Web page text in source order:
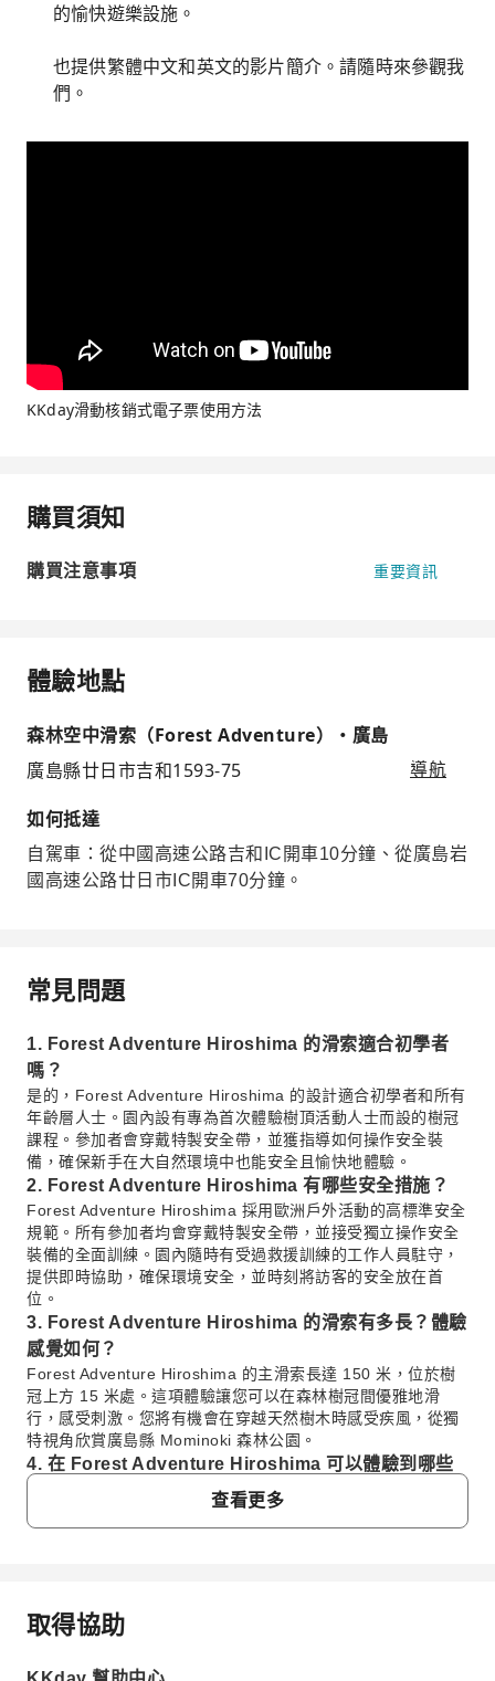
的愉快遊樂設施。
也提供繁體中文和英文的影片簡介。請隨時來參觀我
們。
KKday滑動核銷式電子票使用方法
購買須知
購買注意事項 重要資訊
體驗地點
森林空中滑索（Forest Adventure）・廣島
廣島縣廿日市吉和1593-75
導航
如何抵達
自駕車：從中國高速公路吉和IC開車10分鐘、從廣島岩
國高速公路廿日市IC開車70分鐘。
常見問題
1. Forest Adventure Hiroshima 的滑索適合初學者
嗎？
是的，Forest Adventure Hiroshima 的設計適合初學者和所有
年齡層人士。園內設有專為首次體驗樹頂活動人士而設的樹冠
課程。參加者會穿戴特製安全帶，並獲指導如何操作安全裝
備，確保新手在大自然環境中也能安全且愉快地體驗。
2. Forest Adventure Hiroshima 有哪些安全措施？
Forest Adventure Hiroshima 採用歐洲戶外活動的高標準安全
規範。所有參加者均會穿戴特製安全帶，並接受獨立操作安全
裝備的全面訓練。園內隨時有受過救援訓練的工作人員駐守，
提供即時協助，確保環境安全，並時刻將訪客的安全放在首
位。
3. Forest Adventure Hiroshima 的滑索有多長？體驗
感覺如何？
Forest Adventure Hiroshima 的主滑索長達 150 米，位於樹
冠上方 15 米處。這項體驗讓您可以在森林樹冠間優雅地滑
行，感受刺激。您將有機會在穿越天然樹木時感受疾風，從獨
特視角欣賞廣島縣 Mominoki 森林公園。
4. 在 Forest Adventure Hiroshima 可以體驗到哪些
5. Forest Adventure Hiroshima 的活動能帶來多大的
查看更多
常見問題
取得協助